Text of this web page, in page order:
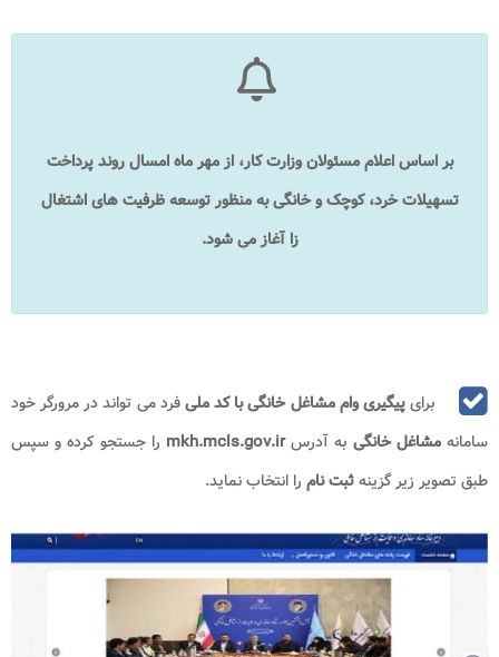
بر اساس اعلام مسئولان وزارت کار، از مهر ماه امسال روند پرداخت
تسهیلات خرد، کوچک و خانگی به منظور توسعه ظرفیت‌ های اشتغال
زا آغاز می‌ شود.
برایپیگیری وام مشاغل خانگی با کد ملیفرد می تواند در مرورگر خود
سامانهمشاغل خانگی به آدرسmkh.mcls.gov.ir را جستجو کرده و سپس
طبق تصویر زیر گزینهثبت نام را انتخاب نماید.